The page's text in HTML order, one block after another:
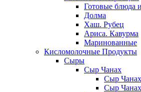
Готовые блюда
Долма
Хаш. Рубец
Ариса. Кавурма
Маринованные
Кисломолочные Продукты
Сыры
Сыр Чанах
Сыр
Сыр